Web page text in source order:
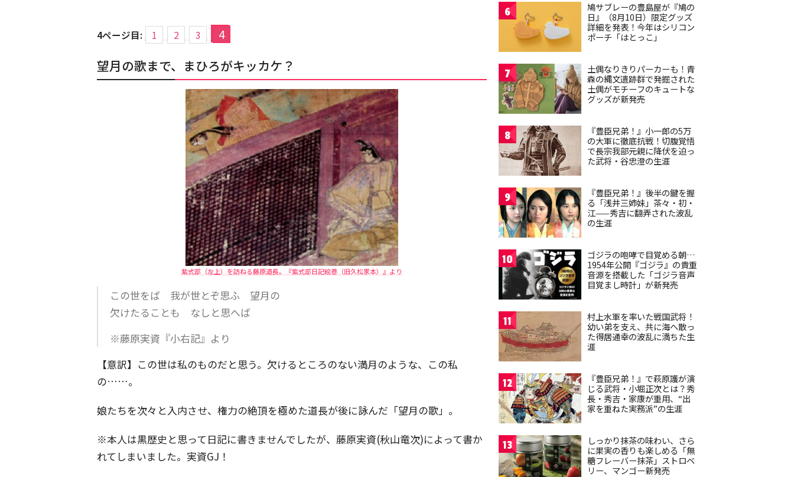
4ページ目: 1 2 3 4
望月の歌まで、まひろがキッカケ？
紫式部（左上）を訪ねる藤原道長。『紫式部日記絵巻（旧久松家本）』より
この世をば 我が世とぞ思ふ 望月の
欠けたることも なしと思へば
※藤原実資『小右記』より
【意訳】この世は私のものだと思う。欠けるところのない満月のような、この私
の……。
娘たちを次々と入内させ、権力の絶頂を極めた道長が後に詠んだ「望月の歌」。
※本人は黒歴史と思って日記に書きませんでしたが、藤原実資(秋山竜次)によって書か
れてしまいました。実資GJ！
6
鳩サブレーの豊島屋が『鳩の
日』（8月10日）限定グッズ
詳細を発表！今年はシリコン
ポーチ「はとっこ」
7
土偶なりきりパーカーも！青
森の縄文遺跡群で発掘された
土偶がモチーフのキュートな
グッズが新発売
8
『豊臣兄弟！』小一郎の5万
の大軍に徹底抗戦！切腹覚悟
で長宗我部元親に降伏を迫っ
た武将・谷忠澄の生涯
9
『豊臣兄弟！』後半の鍵を握
る「浅井三姉妹」茶々・初・
江——秀吉に翻弄された波乱
の生涯
10
ゴジラの咆哮で目覚める朝…
1954年公開『ゴジラ』の貴重
音源を搭載した「ゴジラ音声
目覚まし時計」が新発売
11
村上水軍を率いた戦国武将！
幼い弟を支え、共に海へ散っ
た得居通幸の波乱に満ちた生
涯
12
『豊臣兄弟！』で萩原護が演
じる武将・小堀正次とは？秀
長・秀吉・家康が重用、“出
家を重ねた実務派”の生涯
13
しっかり抹茶の味わい、さら
に果実の香りも楽しめる「無
糖フレーバー抹茶」ストロベ
リー、マンゴー新発売